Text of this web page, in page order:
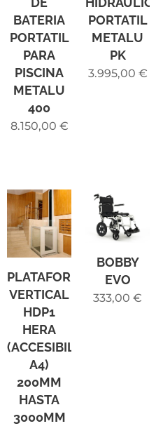
BATERIA
PORTATIL
PARA
PISCINA
METALU
400
8.150,00 €
PORTATIL
METALU
PK
3.995,00 €
PLATAFORMA
VERTICAL
HDP1
HERA
(ACCESIBILIDAD
A4)
200MM
HASTA
3000MM
BOBBY
EVO
333,00 €